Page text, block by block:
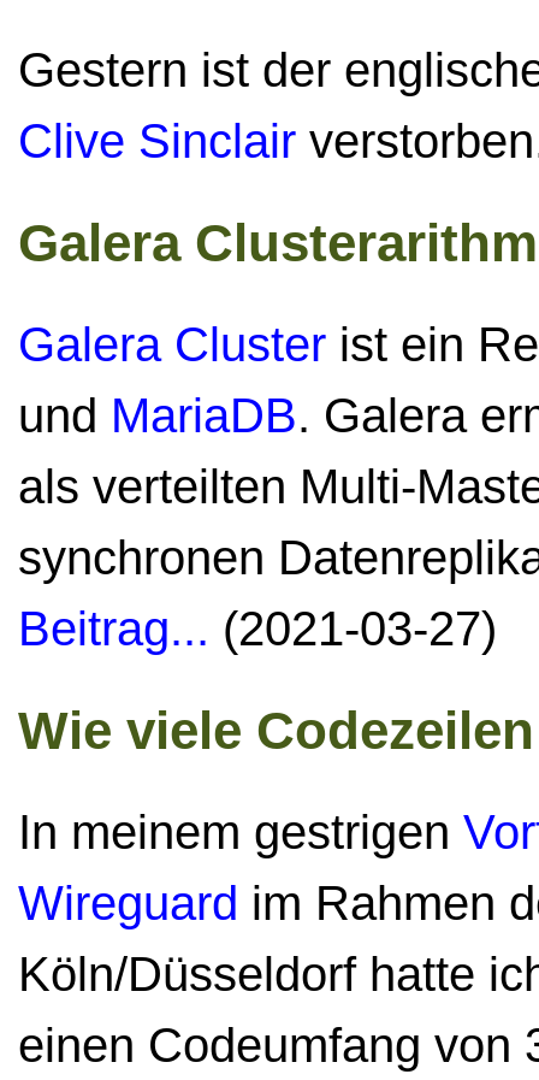
Gestern ist der
Clive Sinclair
Galera
Galera Clusterist ein
und MariaDB. Galera
als verteilten Multi-
synchronen
Beitrag... (2021-03-27)
Wie viele
In meinem gestrigen
Wireguard im Rahmen
Köln/Düsseldorf hatte
einen Codeumfang von